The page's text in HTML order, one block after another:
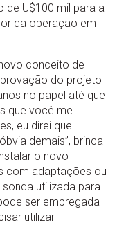
de U$100 mil para a
da operação em
conceito de
do projeto
no papel até que
que você me
eu direi que
demais”, brinca
o novo
com adaptações ou
utilizada para
ser empregada
utilizar